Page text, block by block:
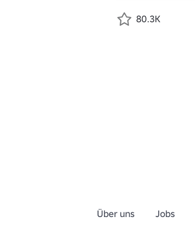
80.3K
Über uns Jobs